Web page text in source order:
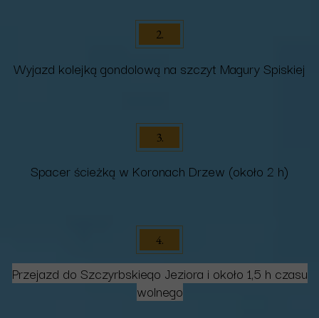
Wyjazd kolejką gondolową na szczyt Magury Spiskiej
2.
Spacer ścieżką w Koronach Drzew (około 2 h)
3.
Przejazd do Szczyrbskiego Jeziora i około 1,5 h czasu
wolnego
4.